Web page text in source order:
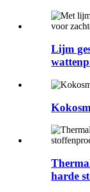
Lijm
harde